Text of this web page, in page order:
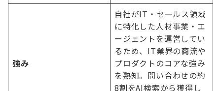
強み
自社がIT・セールス領域
に特化した人材事業・エ
ージェントを運営してい
るため、IT業界の商流や
プロダクトのコアな強み
を熟知。問い合わせの約
8割をAI検索から獲得し